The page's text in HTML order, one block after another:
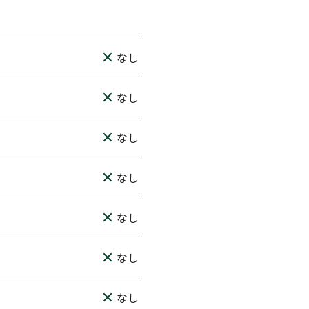
なし
なし
なし
なし
なし
なし
なし